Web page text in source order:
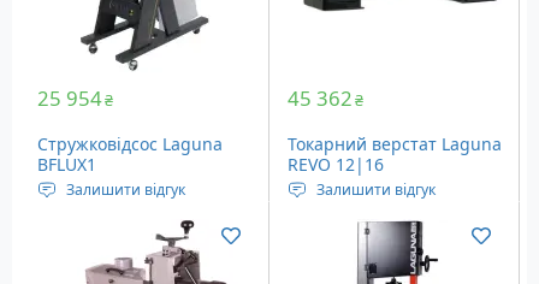
25 954₴
Стружковідсос Laguna
BFLUX1
Залишити відгук
Живлення: Мережа 220
Ефективність фільтрації:
45 362₴
Токарний верстат Laguna
REVO 12|16
(MLAREVO1216EVS)
Залишити відгук
Номінальна потужність:
Частота обертання: 50-